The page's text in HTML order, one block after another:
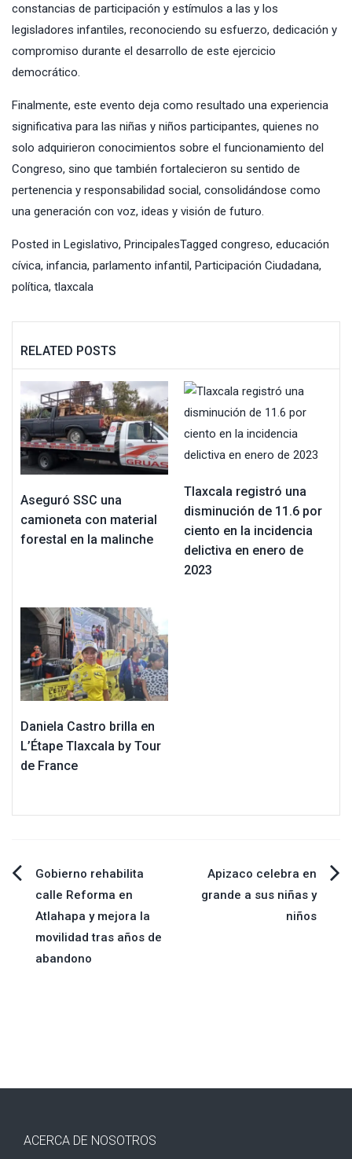
constancias de participación y estímulos a las y los
legisladores infantiles, reconociendo su esfuerzo, dedicación y
compromiso durante el desarrollo de este ejercicio
democrático.
Finalmente, este evento deja como resultado una experiencia
significativa para las niñas y niños participantes, quienes no
solo adquirieron conocimientos sobre el funcionamiento del
Congreso, sino que también fortalecieron su sentido de
pertenencia y responsabilidad social, consolidándose como
una generación con voz, ideas y visión de futuro.
Posted in Legislativo, PrincipalesTagged congreso, educación
cívica, infancia, parlamento infantil, Participación Ciudadana,
política, tlaxcala
RELATED POSTS
Aseguró SSC una
camioneta con material
forestal en la malinche
Tlaxcala registró una
disminución de 11.6 por
ciento en la incidencia
delictiva en enero de
2023
Daniela Castro brilla en
L’Étape Tlaxcala by Tour
de France
Navegación
de
entradas
Gobierno rehabilita
calle Reforma en
Atlahapa y mejora la
movilidad tras años de
abandono
Apizaco celebra en
grande a sus niñas y
niños
ACERCA DE NOSOTROS